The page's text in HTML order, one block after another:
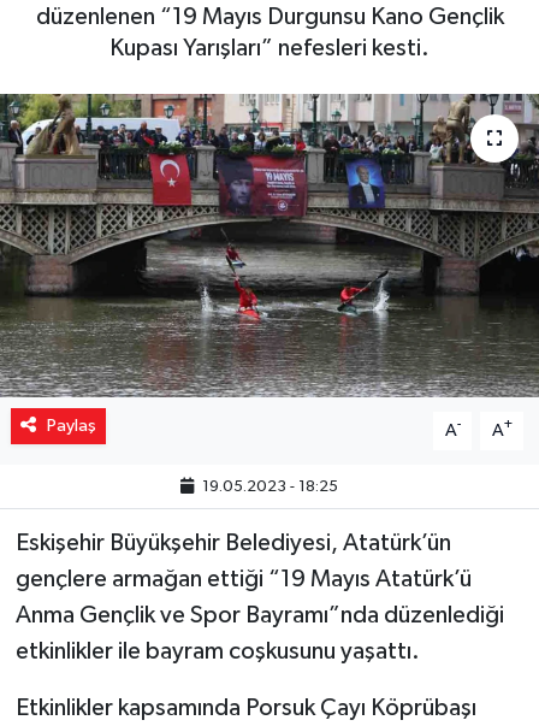
düzenlenen “19 Mayıs Durgunsu Kano Gençlik
Kupası Yarışları” nefesleri kesti.
Paylaş A- A+
19.05.2023 - 18:25
Eskişehir Büyükşehir Belediyesi, Atatürk’ün
gençlere armağan ettiği “19 Mayıs Atatürk’ü
Anma Gençlik ve Spor Bayramı”nda düzenlediği
etkinlikler ile bayram coşkusunu yaşattı.
Etkinlikler kapsamında Porsuk Çayı Köprübaşı
Sağlık
Yaşam
Resmi ilanlar
Haber Arşivi